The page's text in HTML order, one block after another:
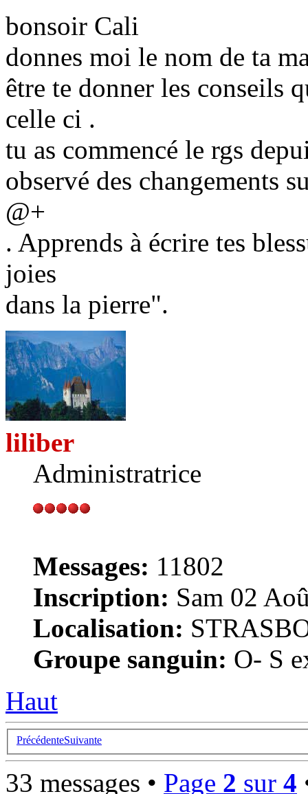
bonsoir Cali
donnes moi le nom de ta
être te donner les conseils
celle ci .
tu as commencé le rgs
observé des changements
@+
. Apprends à écrire tes
joies
dans la pierre".
liliber
Administratrice
Messages: 11802
Inscription: Sam 02
Localisation:
Groupe sanguin: O- S
Haut
PrécédenteSuivante
33 messages • Page 2 sur 4